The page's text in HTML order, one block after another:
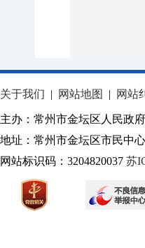
关于我们 | 网站地图 | 网站
主办：常州市金坛区人民政
地址：常州市金坛区市民中
网站标识码：3204820037 苏